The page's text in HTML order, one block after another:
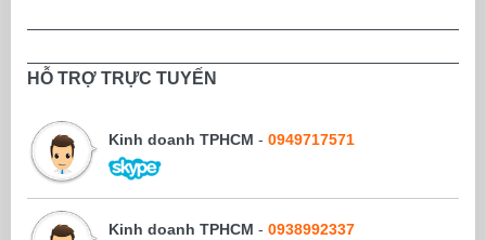
HỖ TRỢ TRỰC TUYẾN
Kinh doanh TPHCM - 0949717571
Kinh doanh TPHCM - 0938992337